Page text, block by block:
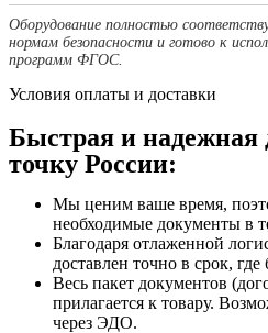
Оборудование полностью
нормам безопасности и готово к
программ ФГОС.
Условия оплаты и доставки
Быстрая и надежная
точку России:
Мы ценим ваше время,
необходимые документы в
Благодаря отлаженной
доставлен точно в срок,
Весь пакет документов
прилагается к товару.
через ЭДО.